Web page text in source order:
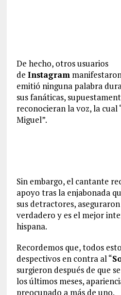
De hecho, otros usuarios
de Instagram
emitió ninguna palabra
sus fanáticas,
reconocieran la voz, la cual
Miguel”.
Sin embargo, el cantante
apoyo tras la enjabonada
sus detractores,
verdadero y es el mejor
hispana.
Recordemos que, todos
despectivos en contra al “
surgieron después de que
los últimos meses,
preocupado a más de uno.